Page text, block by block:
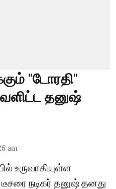
"டோரதி"
தனுஷ்
am
உருவாகியுள்ள
நடிகர் தனுஷ் தனது